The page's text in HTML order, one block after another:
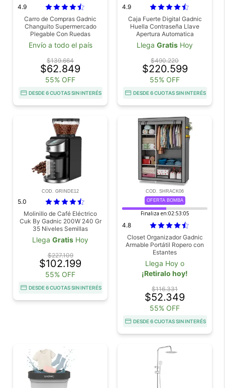
4.9
Carro de Compras Gadnic
Changuito Supermercado
Plegable Con Ruedas
Reforzado
Envío a todo el país
$139.664
$62.849
55% OFF
DESDE 6 CUOTAS SIN INTERÉS
4.9
Caja Fuerte Digital Gadnic
Huella Contraseña Llave
Apertura Automatica
Iluminacion LED Alarma
Llega Gratis Hoy
$490.220
$220.599
55% OFF
DESDE 6 CUOTAS SIN INTERÉS
COD. GRINDE12
5.0
Molinillo de Café Eléctrico
Cuk By Gadnic 200W 240 Gr
35 Niveles Semillas
Llega Gratis Hoy
$227.109
$102.199
55% OFF
DESDE 6 CUOTAS SIN INTERÉS
COD. SHRACK06
OFERTA BOMBA
Finaliza en:02:53:04
4.8
Closet Organizador Gadnic
Armable Portátil Ropero con
Estantes
Llega Hoy o
¡Retiralo hoy!
$116.331
$52.349
55% OFF
DESDE 6 CUOTAS SIN INTERÉS